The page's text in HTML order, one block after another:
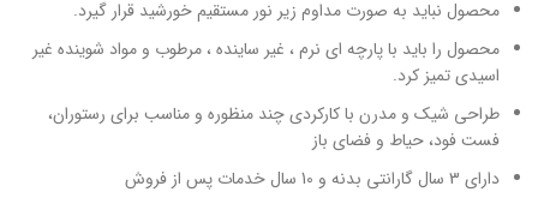
محصول نباید به صورت مداوم زیر نور مستقیم خورشید قرار گیرد.
محصول را باید با پارچه ای نرم ، غیر ساینده ، مرطوب و مواد شوینده غیر
اسیدی تمیز کرد.
طراحی شیک و مدرن با کارکردی چند منظوره و مناسب برای رستوران،
فست فود، حیاط و فضای باز
دارای 3 سال گارانتی بدنه و 10 سال خدمات پس از فروش